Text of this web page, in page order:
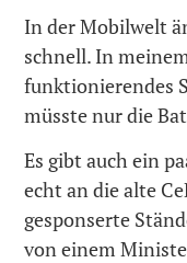
In der Mobilwelt
schnell. In
funktionierendes
müsste nur die
Es gibt auch ein
echt an die alte
gesponserte
von einem